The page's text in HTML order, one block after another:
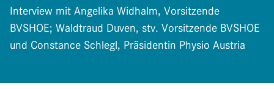
Interview mit Angelika Widhalm, Vorsitzende
BVSHOE; Waldtraud Duven, stv. Vorsitzende BVSHOE
und Constance Schlegl, Präsidentin Physio Austria